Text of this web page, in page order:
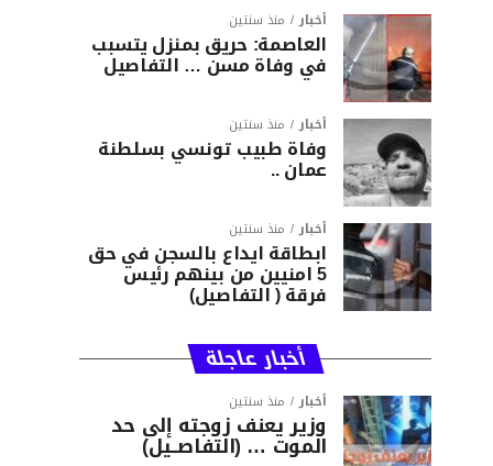
أخبار منذ سنتين
العاصمة: حريق بمنزل يتسبب
في وفاة مسن … التفاصيل
أخبار منذ سنتين
وفاة طبيب تونسي بسلطنة
عمان ..
أخبار منذ سنتين
ابطاقة ايداع بالسجن في حق
5 امنيين من بينهم رئيس
فرقة ( التفاصيل)
أخبار عاجلة
أخبار منذ سنتين
وزير يعنف زوجته إلى حد
الموت … (التفاصــيل)